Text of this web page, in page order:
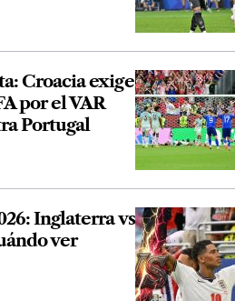
Croacia exige
por el VAR
Portugal
Inglaterra vs
ver